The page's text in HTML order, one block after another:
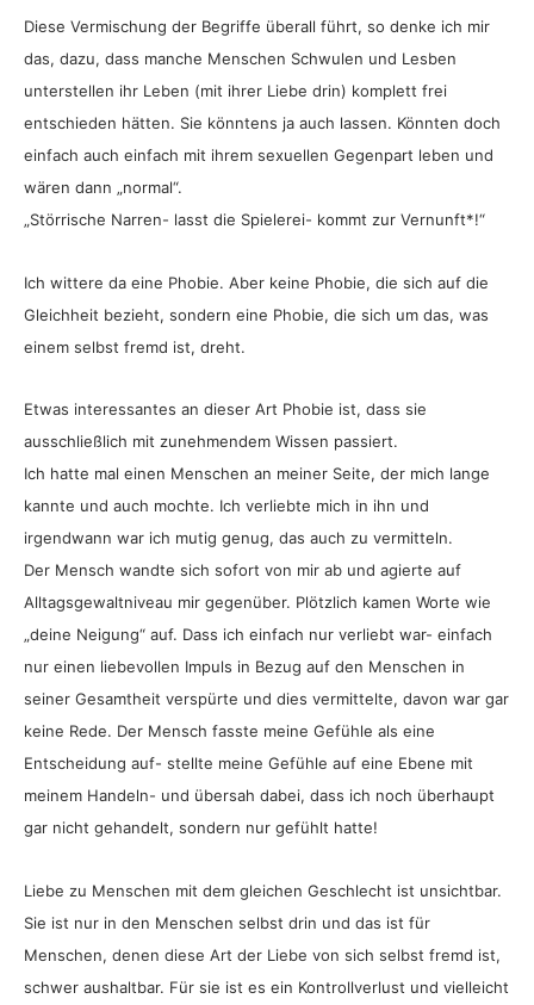
Diese Vermischung der Begriffe überall führt, so denke ich mir
das, dazu, dass manche Menschen Schwulen und Lesben
unterstellen ihr Leben (mit ihrer Liebe drin) komplett frei
entschieden hätten. Sie könntens ja auch lassen. Könnten doch
einfach auch einfach mit ihrem sexuellen Gegenpart leben und
wären dann „normal“.
„Störrische Narren- lasst die Spielerei- kommt zur Vernunft*!“
Ich wittere da eine Phobie. Aber keine Phobie, die sich auf die
Gleichheit bezieht, sondern eine Phobie, die sich um das, was
einem selbst fremd ist, dreht.
Etwas interessantes an dieser Art Phobie ist, dass sie
ausschließlich mit zunehmendem Wissen passiert.
Ich hatte mal einen Menschen an meiner Seite, der mich lange
kannte und auch mochte. Ich verliebte mich in ihn und
irgendwann war ich mutig genug, das auch zu vermitteln.
Der Mensch wandte sich sofort von mir ab und agierte auf
Alltagsgewaltniveau mir gegenüber. Plötzlich kamen Worte wie
„deine Neigung“ auf. Dass ich einfach nur verliebt war- einfach
nur einen liebevollen Impuls in Bezug auf den Menschen in
seiner Gesamtheit verspürte und dies vermittelte, davon war gar
keine Rede. Der Mensch fasste meine Gefühle als eine
Entscheidung auf- stellte meine Gefühle auf eine Ebene mit
meinem Handeln- und übersah dabei, dass ich noch überhaupt
gar nicht gehandelt, sondern nur gefühlt hatte!
Liebe zu Menschen mit dem gleichen Geschlecht ist unsichtbar.
Sie ist nur in den Menschen selbst drin und das ist für
Menschen, denen diese Art der Liebe von sich selbst fremd ist,
schwer aushaltbar. Für sie ist es ein Kontrollverlust und vielleicht